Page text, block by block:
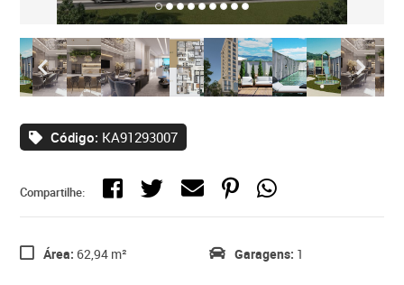
Código: KA91293007
Compartilhe:
Área: 62,94 m² Garagens: 1